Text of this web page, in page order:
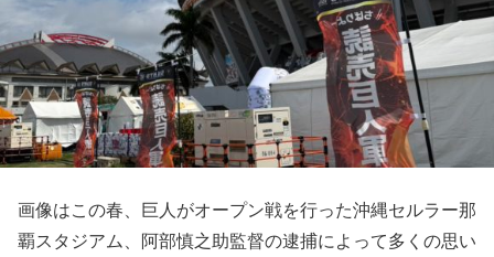
画像はこの春、巨人がオープン戦を行った沖縄セルラー那
覇スタジアム、阿部慎之助監督の逮捕によって多くの思い